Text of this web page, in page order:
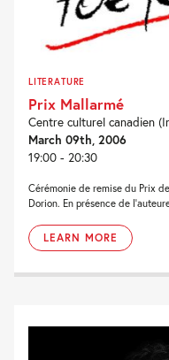
LITERATURE
Prix Mallarmé
Centre culturel canadien
March 09th, 2006
19:00 - 20:30
Cérémonie de remise du Prix
Dorion. En présence de
LEARN MORE